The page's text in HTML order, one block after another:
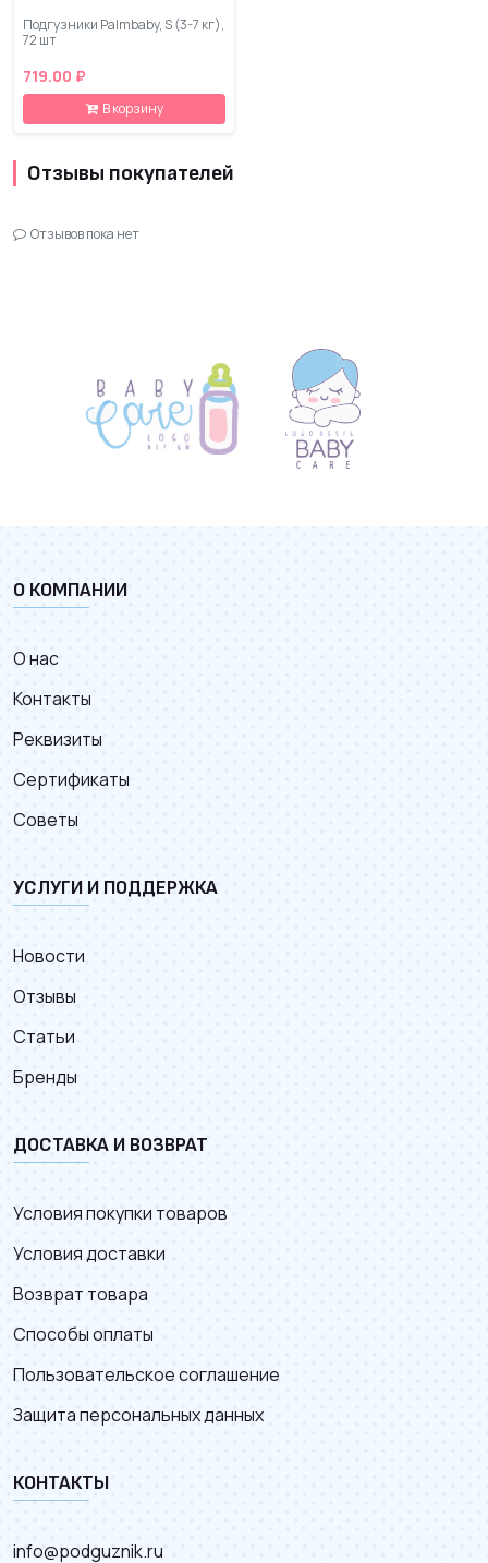
Подгузники Palmbaby, S (3-7 кг),
72 шт
719.00 ₽
В корзину
Отзывы покупателей
Отзывов пока нет
О КОМПАНИИ
О нас
Контакты
Реквизиты
Сертификаты
Советы
УСЛУГИ И ПОДДЕРЖКА
Новости
Отзывы
Статьи
Бренды
ДОСТАВКА И ВОЗВРАТ
Условия покупки товаров
Условия доставки
Возврат товара
Способы оплаты
Пользовательское соглашение
Защита персональных данных
КОНТАКТЫ
info@podguznik.ru